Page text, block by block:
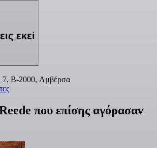
εκεί
7, B-2000, Αμβέρσα
που επίσης αγόρασαν